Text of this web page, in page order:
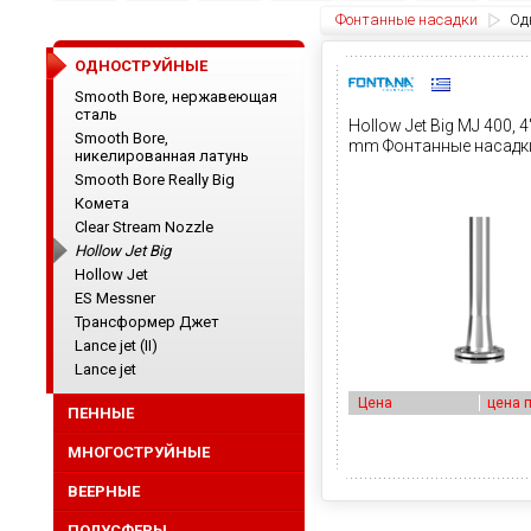
Фонтанные насадки
Hollow Jet Big MJ 400,
mm Фонтанные
Цена цена
ОДНОСТРУЙНЫЕ
Smooth Bore, нержавеющая
сталь
Smooth Bore,
никелированная латунь
Smooth Bore Really Big
Комета
Clear Stream Nozzle
Hollow Jet Big
Hollow Jet
ES Messner
Трансформер Джет
Lance jet (II)
Lance jet
ПЕННЫЕ
МНОГОСТРУЙНЫЕ
ВЕЕРНЫЕ